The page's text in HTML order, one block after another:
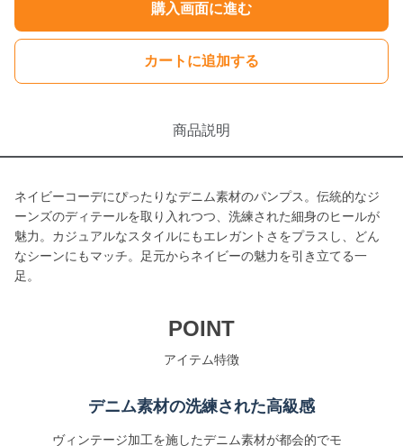
購入画面に進む
カートに追加する
商品説明
ネイビーコーデにぴったりなデニム素材のパンプス。伝統的なジ
ーンズのディテールを取り入れつつ、洗練された細身のヒールが
魅力。カジュアルなスタイルにもエレガントさをプラスし、どん
なシーンにもマッチ。足元からネイビーの魅力を引き立てる一
足。
POINT
アイテム特徴
デニム素材の洗練された高級感
ヴィンテージ加工を施したデニム素材が都会的でモ